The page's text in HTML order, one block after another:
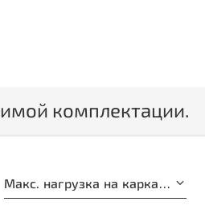
комплектации.
Макс. нагрузка на каркас, кг.